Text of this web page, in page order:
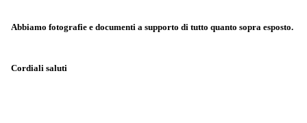
Abbiamo fotografie e documenti a supporto di tutto quanto sopra esposto.
Cordiali saluti